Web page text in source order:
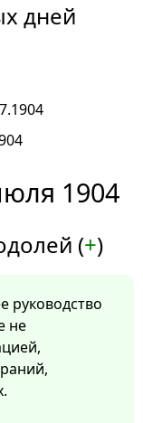
дней
1904
(+)
руководство
не